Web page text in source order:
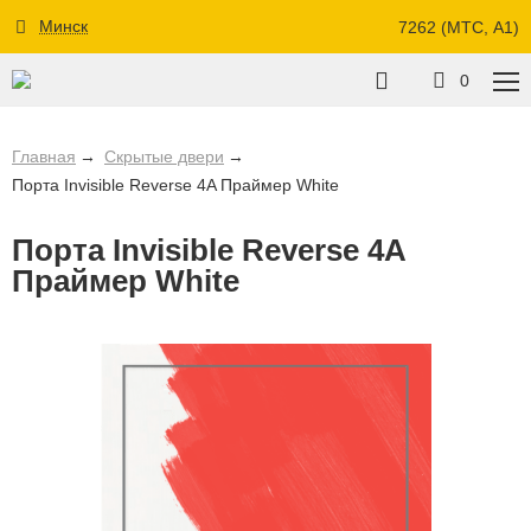
Минск 7262 (МТС, A1)
0
Главная
Скрытые двери
Порта Invisible Reverse 4A Праймер White
Порта Invisible Reverse 4A
Праймер White